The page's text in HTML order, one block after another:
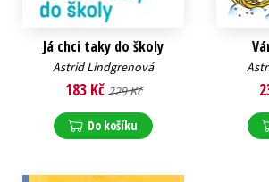
Já chci taky do školy
Astrid Lindgrenová
183 Kč 229 Kč
Do košíku